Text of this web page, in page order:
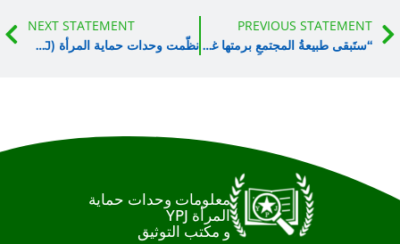
PREVIOUS
“ستَبقى طبيعةُ المجتمعِ برمتها غيرَ مُنيرة، ما دامت طبيعةُ المرأةِ تَعُومُ في الظلامِ الدامس”
NEXT STATEMENT
نظّمت وحدات حماية المرأة (YPJ)، عرضاً عسكريّاً وذلك بمناسبة حلول الذكرى الـ 11 لتأسيسها ويوم ميلاد القائد عبد الله أوجلان 4 نيسان
معلومات وحدات حماية
المرأة YPJ
و مكتب التوثيق